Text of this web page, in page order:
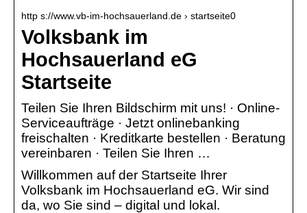
http s://www.vb-im-hochsauerland.de › startseite0
Volksbank im
Hochsauerland eG
Startseite
Teilen Sie Ihren Bildschirm mit uns! · Online-
Serviceaufträge · Jetzt onlinebanking
freischalten · Kreditkarte bestellen · Beratung
vereinbaren · Teilen Sie Ihren …
Willkommen auf der Startseite Ihrer
Volksbank im Hochsauerland eG. Wir sind
da, wo Sie sind – digital und lokal.